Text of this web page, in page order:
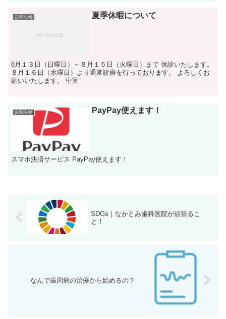
お知らせ 夏季休暇について
8月１３日（日曜日）～８月１５日（火曜日）まで 休診いたします。
８月１６日（水曜日）より通常診療を行っております。 よろしくお
願いいたします。 中富
お知らせ PayPay使えます！
スマホ決済サービス PayPay使えます！
SDGs｜なかとみ歯科医院が頑張るこ
と！
なんで歯周病の治療から始めるの？